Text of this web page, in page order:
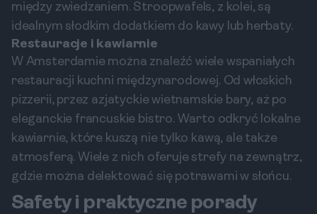
między zwiedzaniem. Stroopwafels, z kolei, są
idealnym słodkim dodatkiem do kawy lub herbaty.
Restauracje i kawiarnie
W Amsterdamie można znaleźć wiele wspaniałych
restauracji kuchni międzynarodowej. Od włoskich
pizzerii, przez azjatyckie wietnamskie bary, aż po
eleganckie francuskie bistro. Warto odkryć lokalne
kawiarnie, które kuszą nie tylko kawą, ale także
atmosferą. Wiele z nich oferuje strefy na zewnątrz,
gdzie można delektować się potrawami w słońcu.
Safety i praktyczne porady